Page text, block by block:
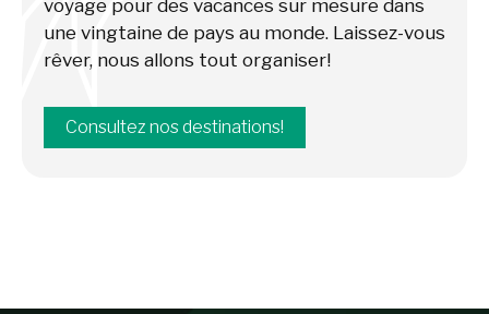
voyage pour des vacances sur mesure dans
une vingtaine de pays au monde. Laissez-vous
rêver, nous allons tout organiser!
Consultez nos destinations!